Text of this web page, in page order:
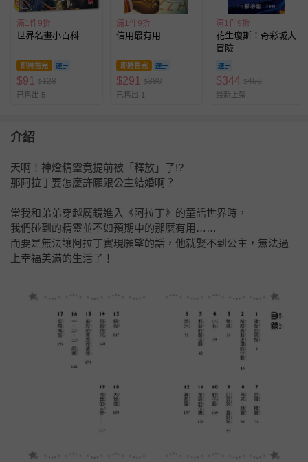
滿1件9折
世界名畫小百科
即將售完
$91 $128
已售出 5
滿1件9折
信用最有用
即將售完
$291 $380
已售出 1
滿1件9折
花生瓊斯：奇彩城大
冒險
$344 $450
最新上架
介紹
天啊！神燈精靈竟提前被「釋放」了!?
那阿拉丁要怎麼許願跟公主結婚啊？
當我和弟弟穿越魔鏡進入《阿拉丁》的童話世界時，
我們碰到的精靈並不如預期中的那麼有用……
而要是無法讓阿拉丁實現願望的話，他就娶不到公主，無法過
上幸福美滿的生活了！